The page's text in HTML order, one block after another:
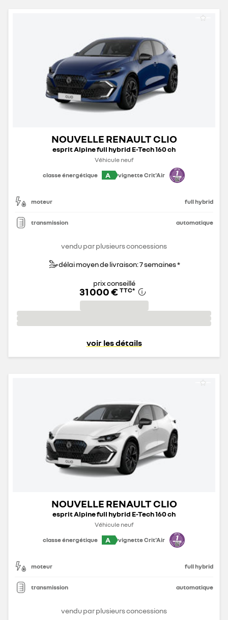
NOUVELLE RENAULT CLIO
esprit Alpine full hybrid E-Tech 160 ch
Véhicule neuf
classe énergétique
A vignette Crit'Air
moteur full hybrid
transmission automatique
vendu par plusieurs concessions
délai moyen de livraison: 7 semaines *
prix conseillé
31 000 € TTC*
voir les détails
NOUVELLE RENAULT CLIO
esprit Alpine full hybrid E-Tech 160 ch
Véhicule neuf
classe énergétique
A vignette Crit'Air
moteur full hybrid
transmission automatique
vendu par plusieurs concessions